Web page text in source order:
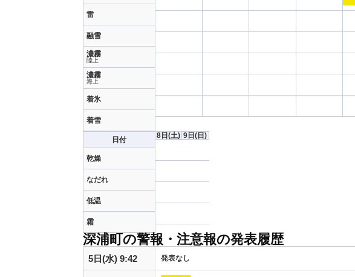
雷
融雪
濃霧
陸上
濃霧
海上
着氷
着雪
日付
乾燥
なだれ
低温
霜
8日(土) 9日(日)
深浦町の警報・注意報の発表履歴
5日(水) 9:42 発表なし